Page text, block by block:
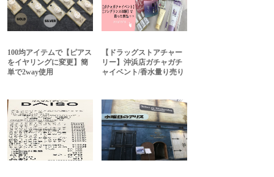
100均アイテムで【ピアス
をイヤリングに変更】簡
単で2way使用
【ドラッグストアチャー
リー】沖浜店ガチャガチ
ャイベント/香水量り売り